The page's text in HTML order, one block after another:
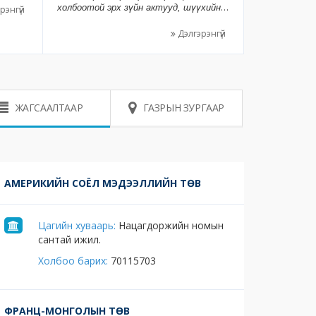
холбоотой эрх зүйн актууд, шүүхийн
болно. Монгол улсын хөдөлмөрийн эрх
салбарт суралцагсад болон
эрэлт хэрэгцээнд бүрнээ нийцэх
зорилготой болно. Судлаачид, багш
бид нар эл зорилгоор Монгол Улсын
хөдөлмөрийн эрх зүй (тусгай анги)
Дэлгэрэнгүй
ЖАГСААЛТААР ГАЗРЫН ЗУРГААР
АМЕРИКИЙН СОЁЛ МЭДЭЭЛЛИЙН ТӨВ
Цагийн хуваарь: Нацагдоржийн номын
сантай ижил.
Холбоо барих: 70115703
ФРАНЦ-МОНГОЛЫН ТӨВ